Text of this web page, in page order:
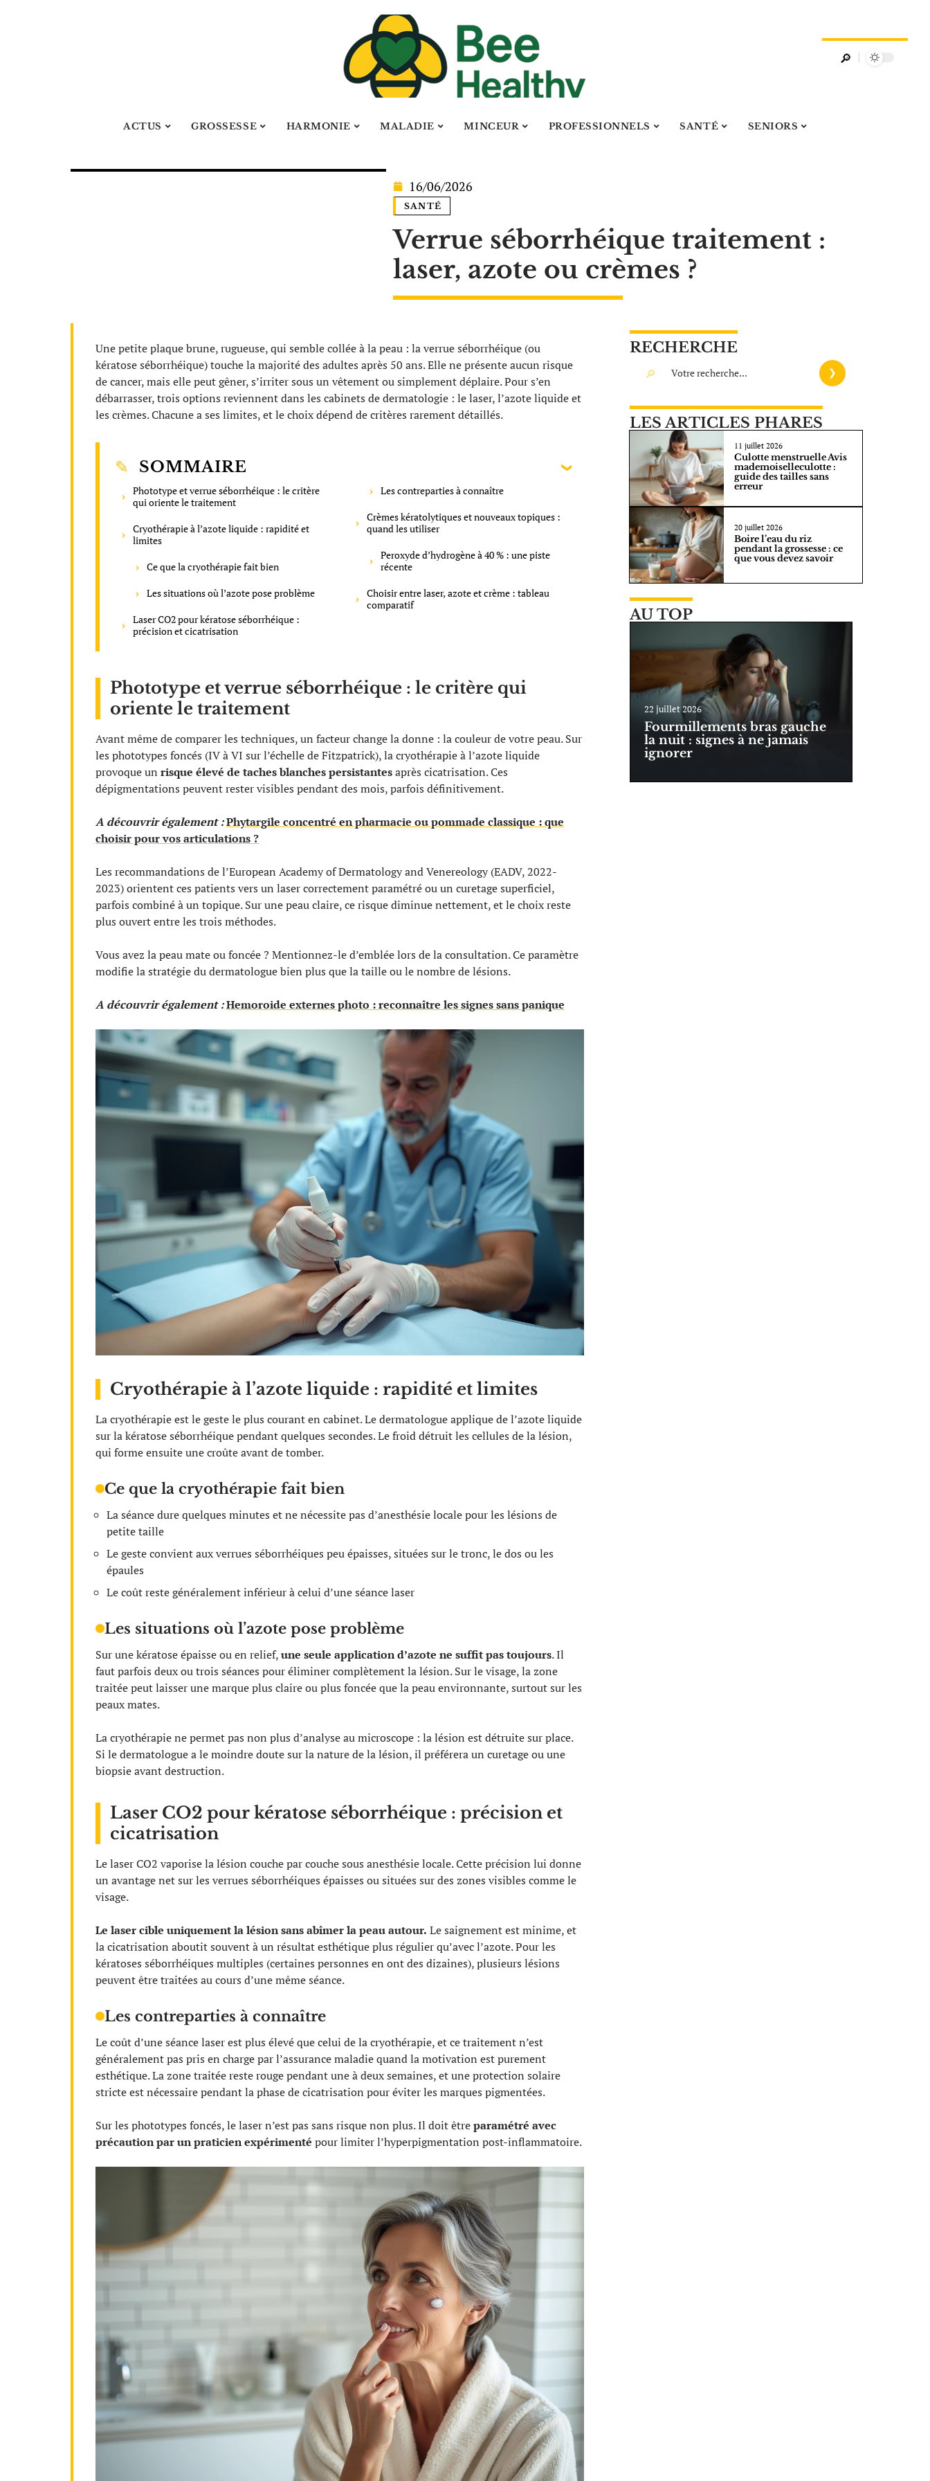
ACTUS GROSSESSE HARMONIE MALADIE MINCEUR PROFESSIONNELS SANTÉ SENIORS
16/06/2026
SANTÉ
Verrue séborrhéique traitement :
laser, azote ou crèmes ?
Une petite plaque brune, rugueuse, qui semble collée à la peau : la verrue séborrhéique (ou
kératose séborrhéique) touche la majorité des adultes après 50 ans. Elle ne présente aucun risque
de cancer, mais elle peut gêner, s’irriter sous un vêtement ou simplement déplaire. Pour s’en
débarrasser, trois options reviennent dans les cabinets de dermatologie : le laser, l’azote liquide et
les crèmes. Chacune a ses limites, et le choix dépend de critères rarement détaillés.
SOMMAIRE
Phototype et verrue séborrhéique : le critère
qui oriente le traitement
Cryothérapie à l’azote liquide : rapidité et
limites
Ce que la cryothérapie fait bien
Les situations où l’azote pose problème
Laser CO2 pour kératose séborrhéique :
précision et cicatrisation
Les contreparties à connaître
Crèmes kératolytiques et nouveaux topiques :
quand les utiliser
Peroxyde d’hydrogène à 40 % : une piste
récente
Choisir entre laser, azote et crème : tableau
comparatif
Phototype et verrue séborrhéique : le critère qui
oriente le traitement
Avant même de comparer les techniques, un facteur change la donne : la couleur de votre peau. Sur
les phototypes foncés (IV à VI sur l’échelle de Fitzpatrick), la cryothérapie à l’azote liquide
provoque un risque élevé de taches blanches persistantesaprès cicatrisation. Ces
dépigmentations peuvent rester visibles pendant des mois, parfois définitivement.
A découvrir également :Phytargile concentré en pharmacie ou pommade classique : que
choisir pour vos articulations ?
Les recommandations de l’European Academy of Dermatology and Venereology (EADV, 2022-
2023) orientent ces patients vers un laser correctement paramétré ou un curetage superficiel,
parfois combiné à un topique. Sur une peau claire, ce risque diminue nettement, et le choix reste
plus ouvert entre les trois méthodes.
Vous avez la peau mate ou foncée ? Mentionnez-le d’emblée lors de la consultation. Ce paramètre
modifie la stratégie du dermatologue bien plus que la taille ou le nombre de lésions.
A découvrir également :Hemoroide externes photo : reconnaître les signes sans panique
Cryothérapie à l’azote liquide : rapidité et limites
La cryothérapie est le geste le plus courant en cabinet. Le dermatologue applique de l’azote liquide
sur la kératose séborrhéique pendant quelques secondes. Le froid détruit les cellules de la lésion,
qui forme ensuite une croûte avant de tomber.
Ce que la cryothérapie fait bien
La séance dure quelques minutes et ne nécessite pas d’anesthésie locale pour les lésions de
petite taille
Le geste convient aux verrues séborrhéiques peu épaisses, situées sur le tronc, le dos ou les
épaules
Le coût reste généralement inférieur à celui d’une séance laser
Les situations où l’azote pose problème
Sur une kératose épaisse ou en relief,une seule application d’azote ne suffit pas toujours. Il
faut parfois deux ou trois séances pour éliminer complètement la lésion. Sur le visage, la zone
traitée peut laisser une marque plus claire ou plus foncée que la peau environnante, surtout sur les
peaux mates.
La cryothérapie ne permet pas non plus d’analyse au microscope : la lésion est détruite sur place.
Si le dermatologue a le moindre doute sur la nature de la lésion, il préférera un curetage ou une
biopsie avant destruction.
Laser CO2 pour kératose séborrhéique : précision et
cicatrisation
Le laser CO2 vaporise la lésion couche par couche sous anesthésie locale. Cette précision lui donne
un avantage net sur les verrues séborrhéiques épaisses ou situées sur des zones visibles comme le
visage.
Le laser cible uniquement la lésion sans abîmer la peau autour. Le saignement est minime, et
la cicatrisation aboutit souvent à un résultat esthétique plus régulier qu’avec l’azote. Pour les
kératoses séborrhéiques multiples (certaines personnes en ont des dizaines), plusieurs lésions
peuvent être traitées au cours d’une même séance.
Les contreparties à connaître
Le coût d’une séance laser est plus élevé que celui de la cryothérapie, et ce traitement n’est
généralement pas pris en charge par l’assurance maladie quand la motivation est purement
esthétique. La zone traitée reste rouge pendant une à deux semaines, et une protection solaire
stricte est nécessaire pendant la phase de cicatrisation pour éviter les marques pigmentées.
Sur les phototypes foncés, le laser n’est pas sans risque non plus. Il doit êtreparamétré avec
précaution par un praticien expérimenté pour limiter l’hyperpigmentation post-inflammatoire.
RECHERCHE
LES ARTICLES PHARES
11 juillet 2026
Culotte menstruelle Avis
mademoiselleculotte :
guide des tailles sans
erreur
20 juillet 2026
Boire l’eau du riz
pendant la grossesse : ce
que vous devez savoir
AU TOP
22 juillet 2026
Fourmillements bras gauche
la nuit : signes à ne jamais
ignorer